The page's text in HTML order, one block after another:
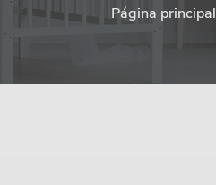
Página principal